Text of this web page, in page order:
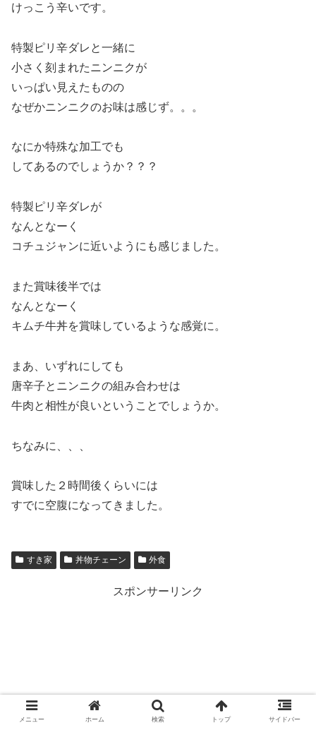
けっこう辛いです。
特製ピリ辛ダレと一緒に
小さく刻まれたニンニクが
いっぱい見えたものの
なぜかニンニクのお味は感じず。。。
なにか特殊な加工でも
してあるのでしょうか？？？
特製ピリ辛ダレが
なんとなーく
コチュジャンに近いようにも感じました。
また賞味後半では
なんとなーく
キムチ牛丼を賞味しているような感覚に。
まあ、いずれにしても
唐辛子とニンニクの組み合わせは
牛肉と相性が良いということでしょうか。
ちなみに、、、
賞味した２時間後くらいには
すでに空腹になってきました。
すき家 丼物チェーン 外食
スポンサーリンク
メニュー ホーム 検索 トップ サイドバー